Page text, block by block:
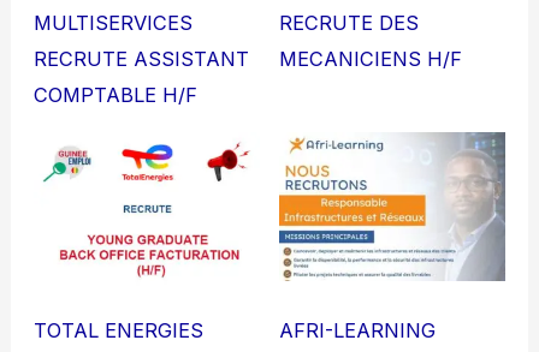
MULTISERVICES
RECRUTE ASSISTANT
COMPTABLE H/F
RECRUTE DES
MECANICIENS H/F
TOTAL ENERGIES
AFRI-LEARNING